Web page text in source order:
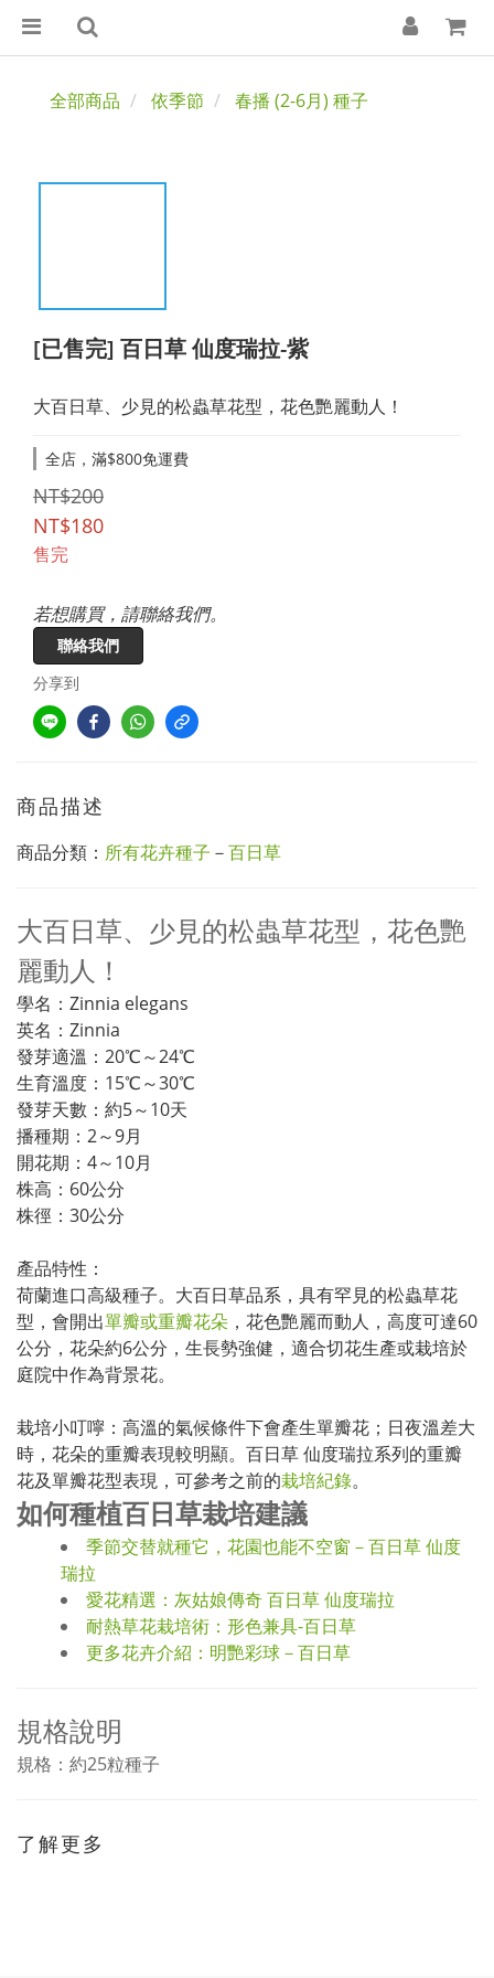
全部商品 依季節 春播 (2-6月) 種子
[已售完] 百日草 仙度瑞拉-紫
大百日草、少見的松蟲草花型，花色艷麗動人！
全店，滿$800免運費
NT$200
NT$180
售完
若想購買，請聯絡我們。
聯絡我們
分享到
商品描述
商品分類： 所有花卉種子 －百日草
大百日草、少見的松蟲草花型，花色艷
麗動人！
學名：Zinnia elegans
英名：Zinnia
發芽適溫：20℃～24℃
生育溫度：15℃～30℃
發芽天數：約5～10天
播種期：2～9月
開花期：4～10月
株高：60公分
株徑：30公分
產品特性：
荷蘭進口高級種子。大百日草品系，具有罕見的松蟲草花
型，會開出單瓣或重瓣花朵 ，花色艷麗而動人，高度可達60
公分，花朵約6公分，生長勢強健，適合切花生產或栽培於
庭院中作為背景花。
栽培小叮嚀：高溫的氣候條件下會產生單瓣花；日夜溫差大
時，花朵的重瓣表現較明顯。百日草 仙度瑞拉系列的重瓣
花及單瓣花型表現，可參考之前的栽培紀錄。
如何種植百日草栽培建議
季節交替就種它，花園也能不空窗－百日草 仙度
瑞拉
愛花精選：灰姑娘傳奇 百日草 仙度瑞拉
耐熱草花栽培術：形色兼具-百日草
更多花卉介紹：明艷彩球－百日草
規格說明
規格：約25粒種子
了解更多